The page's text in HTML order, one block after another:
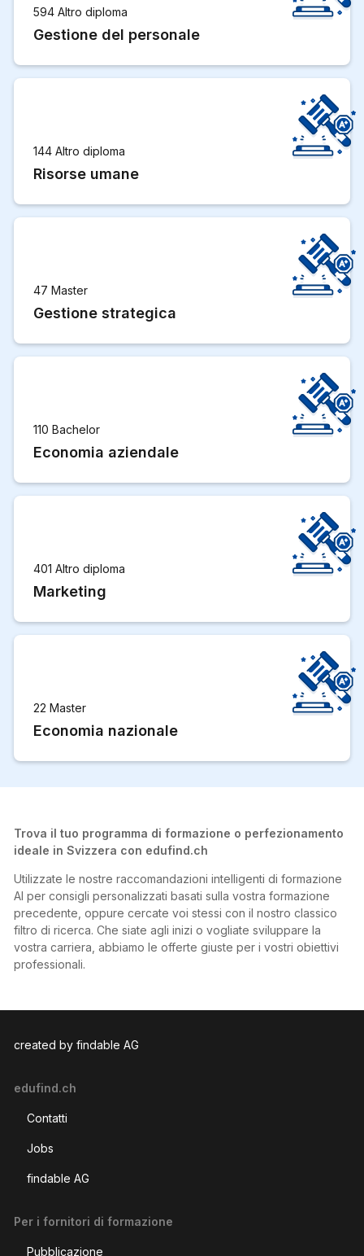
594 Altro diploma
Gestione del personale
144 Altro diploma
Risorse umane
47 Master
Gestione strategica
110 Bachelor
Economia aziendale
401 Altro diploma
Marketing
22 Master
Economia nazionale
Trova il tuo programma di formazione o perfezionamento
ideale in Svizzera con edufind.ch
Utilizzate le nostre raccomandazioni intelligenti di formazione
AI per consigli personalizzati basati sulla vostra formazione
precedente, oppure cercate voi stessi con il nostro classico
filtro di ricerca. Che siate agli inizi o vogliate sviluppare la
vostra carriera, abbiamo le offerte giuste per i vostri obiettivi
professionali.
created by findable AG
edufind.ch
Contatti
Jobs
findable AG
Per i fornitori di formazione
Pubblicazione